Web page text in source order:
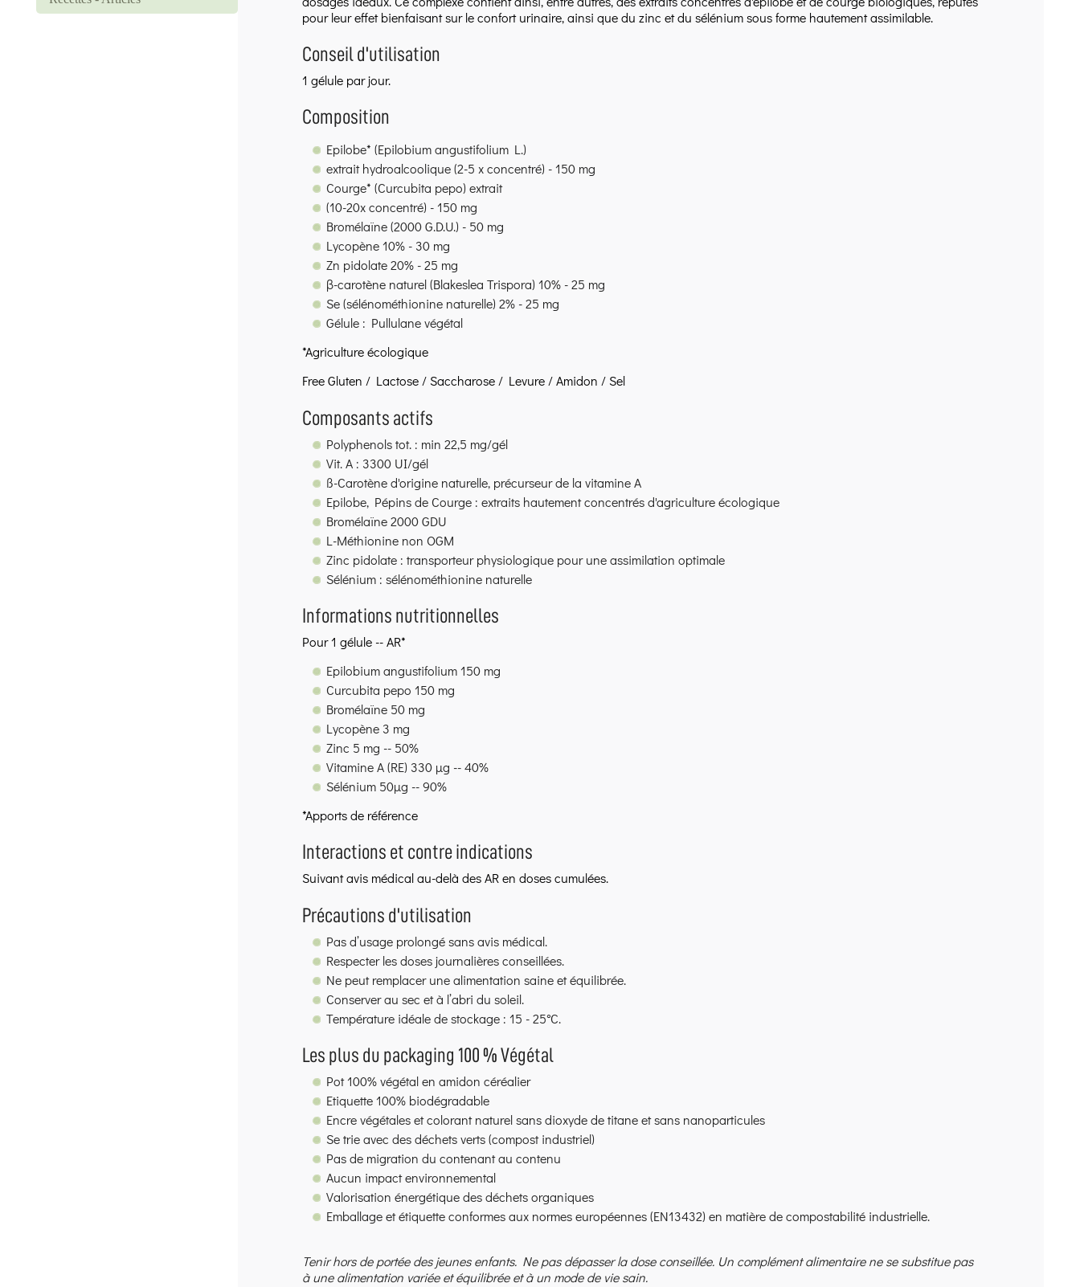
pour leur effet bienfaisant sur le confort urinaire, ainsi que du zinc et du sélénium sous forme hautement assimilable.
Conseil d'utilisation
1 gélule par jour.
Composition
Epilobe* (Epilobium angustifolium L.)
extrait hydroalcoolique (2-5 x concentré) - 150 mg
Courge* (Curcubita pepo) extrait
(10-20x concentré) - 150 mg
Bromélaïne (2000 G.D.U.) - 50 mg
Lycopène 10% - 30 mg
Zn pidolate 20% - 25 mg
β-carotène naturel (Blakeslea Trispora) 10% - 25 mg
Se (sélénométhionine naturelle) 2% - 25 mg
Gélule : Pullulane végétal
*Agriculture écologique
Free Gluten / Lactose / Saccharose / Levure / Amidon / Sel
Composants actifs
Polyphenols tot. : min 22,5 mg/gél
Vit. A : 3300 UI/gél
ß-Carotène d'origine naturelle, précurseur de la vitamine A
Epilobe, Pépins de Courge : extraits hautement concentrés d'agriculture écologique
Bromélaïne 2000 GDU
L-Méthionine non OGM
Zinc pidolate : transporteur physiologique pour une assimilation optimale
Sélénium : sélénométhionine naturelle
Informations nutritionnelles
Pour 1 gélule -- AR*
Epilobium angustifolium 150 mg
Curcubita pepo 150 mg
Bromélaïne 50 mg
Lycopène 3 mg
Zinc 5 mg -- 50%
Vitamine A (RE) 330 µg -- 40%
Sélénium 50µg -- 90%
*Apports de référence
Interactions et contre indications
Suivant avis médical au-delà des AR en doses cumulées.
Précautions d'utilisation
Pas d’usage prolongé sans avis médical.
Respecter les doses journalières conseillées.
Ne peut remplacer une alimentation saine et équilibrée.
Conserver au sec et à l’abri du soleil.
Température idéale de stockage : 15 - 25°C.
Les plus du packaging 100 % Végétal
Pot 100% végétal en amidon céréalier
Etiquette 100% biodégradable
Encre végétales et colorant naturel sans dioxyde de titane et sans nanoparticules
Se trie avec des déchets verts (compost industriel)
Pas de migration du contenant au contenu
Aucun impact environnemental
Valorisation énergétique des déchets organiques
Emballage et étiquette conformes aux normes européennes (EN13432) en matière de compostabilité industrielle.
Tenir hors de portée des jeunes enfants. Ne pas dépasser la dose conseillée. Un complément alimentaire ne se substitue pas
à une alimentation variée et équilibrée et à un mode de vie sain.